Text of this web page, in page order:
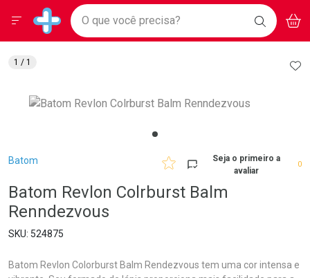
Drogarias Pacheco
Baixe nosso APP e aproveite Ofertas Exclusivas!
BAIXE
O APP
Ir direto para a home
pela página
Ir direto para o conteúdo
Ir direto para a busca
Ir direto para a conta
Ir direto para a notificações
Ir direto para o carrinho
Faça a sua busca
O que você precisa? BUSCAR
Menu
Breadcrumb
Batom
Seja o primeiro a
avaliar
0
Batom Revlon Colrburst Balm
Renndezvous
524875
Batom Revlon Colorburst Balm Rendezvous tem uma cor intensa e
1 / 1